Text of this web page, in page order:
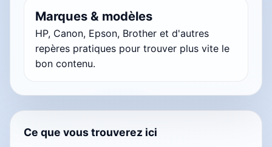
Marques & modèles
HP, Canon, Epson, Brother et d'autres
repères pratiques pour trouver plus vite le
bon contenu.
Ce que vous trouverez ici